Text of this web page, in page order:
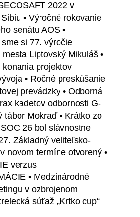
2022 v
• Výročné rokovanie
senátu AOS •
si 77. výročie
Liptovský Mikuláš •
konania projektov
• Ročné preskúšanie
prevádzky • Odborná
kadetov odbornosti G-
tábor Mokraď • Krátko zo
26 bol slávnostne
Základný veliteľsko-
novom termíne otvorený •
verzus
• Medzinárodné
v ozbrojenom
súťaž „Krtko cup“